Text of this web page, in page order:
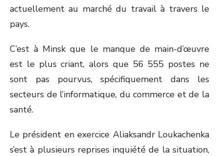
actuellement au marché du travail à travers le
pays.
C’est à Minsk que le manque de main-d’œuvre
est le plus criant, alors que 56 555 postes ne
sont pas pourvus, spécifiquement dans les
secteurs de l’informatique, du commerce et de la
santé.
Le président en exercice Aliaksandr Loukachenka
s’est à plusieurs reprises inquiété de la situation,